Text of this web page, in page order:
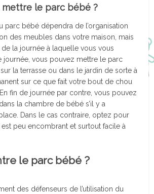
mettre le parc bébé ?
parc bébé dépendra de l’organisation
des meubles dans votre maison, mais
la journée à laquelle vous vous
journée, vous pouvez mettre le parc
la terrasse ou dans le jardin de sorte à
sur ce que fait votre bout de chou
fin de journée par contre, vous pouvez
la chambre de bébé s’il y a
Dans le cas contraire, optez pour
peu encombrant et surtout facile à
le parc bébé ?
des défenseurs de l’utilisation du